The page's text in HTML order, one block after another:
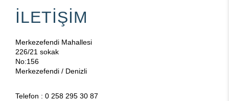
İLETİŞİM
Merkezefendi Mahallesi
226/21 sokak
No:156
Merkezefendi / Denizli
Telefon : 0 258 295 30 87